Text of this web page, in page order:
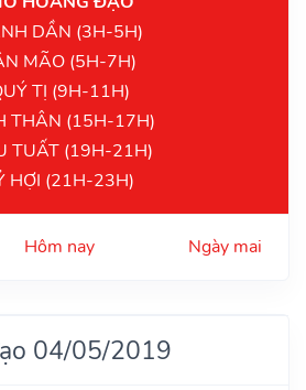
DẦN (3H-5H)
MÃO (5H-7H)
TỊ (9H-11H)
THÂN (15H-17H)
TUẤT (19H-21H)
HỢI (21H-23H)
Hôm nay Ngày mai
04/05/2019